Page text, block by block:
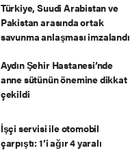
Türkiye, Suudi Arabistan ve
Pakistan arasında ortak
savunma anlaşması imzalandı
Aydın Şehir Hastanesi’nde
anne sütünün önemine dikkat
çekildi
İşçi servisi ile otomobil
çarpıştı: 1’i ağır 4 yaralı